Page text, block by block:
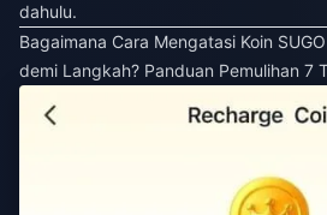
dahulu.
Bagaimana Cara Mengatasi Koin
demi Langkah? Panduan Pemulihan 7